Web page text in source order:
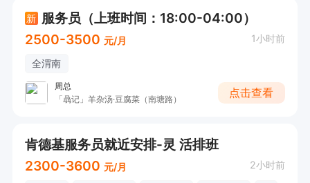
新 服务员（上班时间：18:00-04:00）
2500-3500 元/月 1小时前
全渭南
周总
「骉记」羊杂汤·豆腐菜（南塘路）
点击查看
肯德基服务员就近安排-灵 活排班
2300-3600 元/月 2小时前